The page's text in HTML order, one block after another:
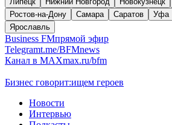
Ростов-на-Дону
Самара Саратов Уфа
Ярославль
Business FMпрямой эфир
Telegramt.me/BFMnews
Канал в MAXmax.ru/bfm
Бизнес говорит:ищем героев
Новости
Интервью